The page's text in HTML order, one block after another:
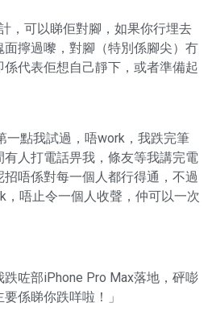
，可以睇佢對腳，如果你行埋去
擰過嚟，對腳（特別係腳尖）冇
代表佢想自己靜下，或者準備起
一點我試過，唔work，我跌完筆
人打電話畀我，條友等我講完電
唔係對每一個人都行得通，不過
，唔止令一個人收聲，仲可以一次
咗部iPhone Pro Max落地，砰嘭
係睇你跌咩啦！」